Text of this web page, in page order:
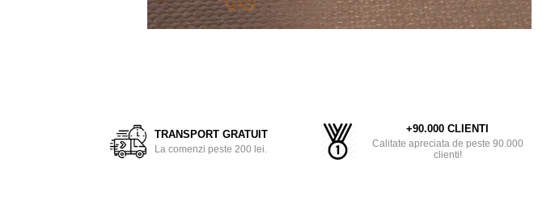
TRANSPORT GRATUIT
La comenzi peste 200 lei.
+90.000 CLIENTI
Calitate apreciata de peste 90.000
clienti!